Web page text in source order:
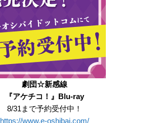
劇団☆新感線
『アケチコ！』Blu-ray
8/31まで予約受付中！
https://www.e-oshibai.com/